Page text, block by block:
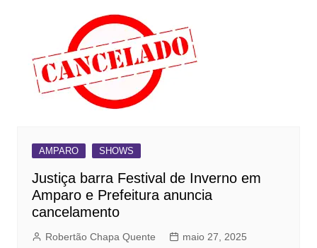
AMPARO SHOWS
Justiça barra Festival de Inverno em
Amparo e Prefeitura anuncia
cancelamento
Robertão Chapa Quente
maio 27, 2025